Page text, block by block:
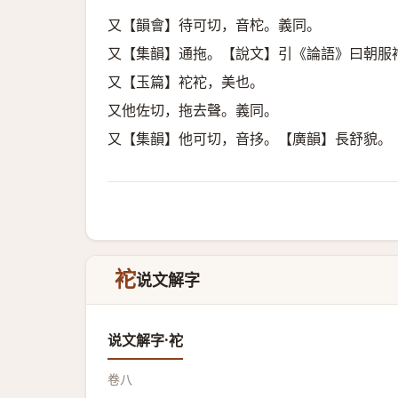
又【韻會】待可切，音柁。義同。
又【集韻】通拖。【說文】引《論語》曰朝服
又【玉篇】袉袉，美也。
又他佐切，拖去聲。義同。
又【集韻】他可切，音拸。【廣韻】長舒貌。
袉说文解字
说文解字·袉
卷八